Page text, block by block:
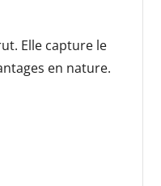
Elle capture le
en nature.